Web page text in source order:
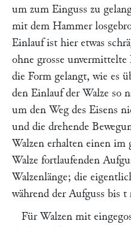
um zum Einguss zu
mit dem Hammer
Einlauf ist hier etwas
ohne grosse
die Form gelangt, wie es
den Einlauf der Walze so
um den Weg des Eisens
und die drehende
Walzen erhalten einen im
Walze fortlaufenden
Walzenlänge; die
während der Aufguss bis t
Für Walzen mit